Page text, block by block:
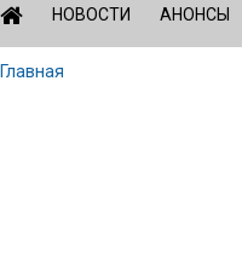
НОВОСТИ АНОНСЫ
Главная